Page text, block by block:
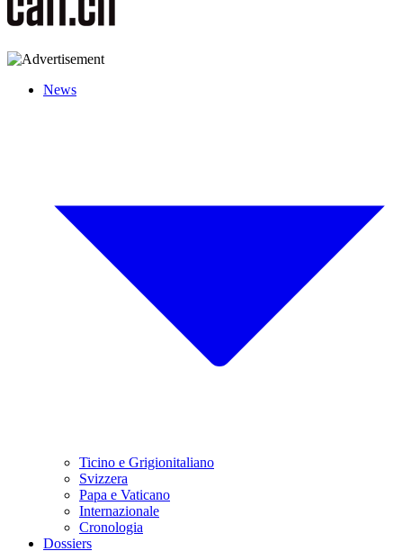
News
Ticino e Grigionitaliano
Svizzera
Papa e Vaticano
Internazionale
Cronologia
Dossiers